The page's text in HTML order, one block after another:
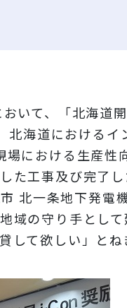
いて、「北海道
北海道における
における生産性
た工事及び完了
北一条地下発電
域の守り手とし
して欲しい」とね